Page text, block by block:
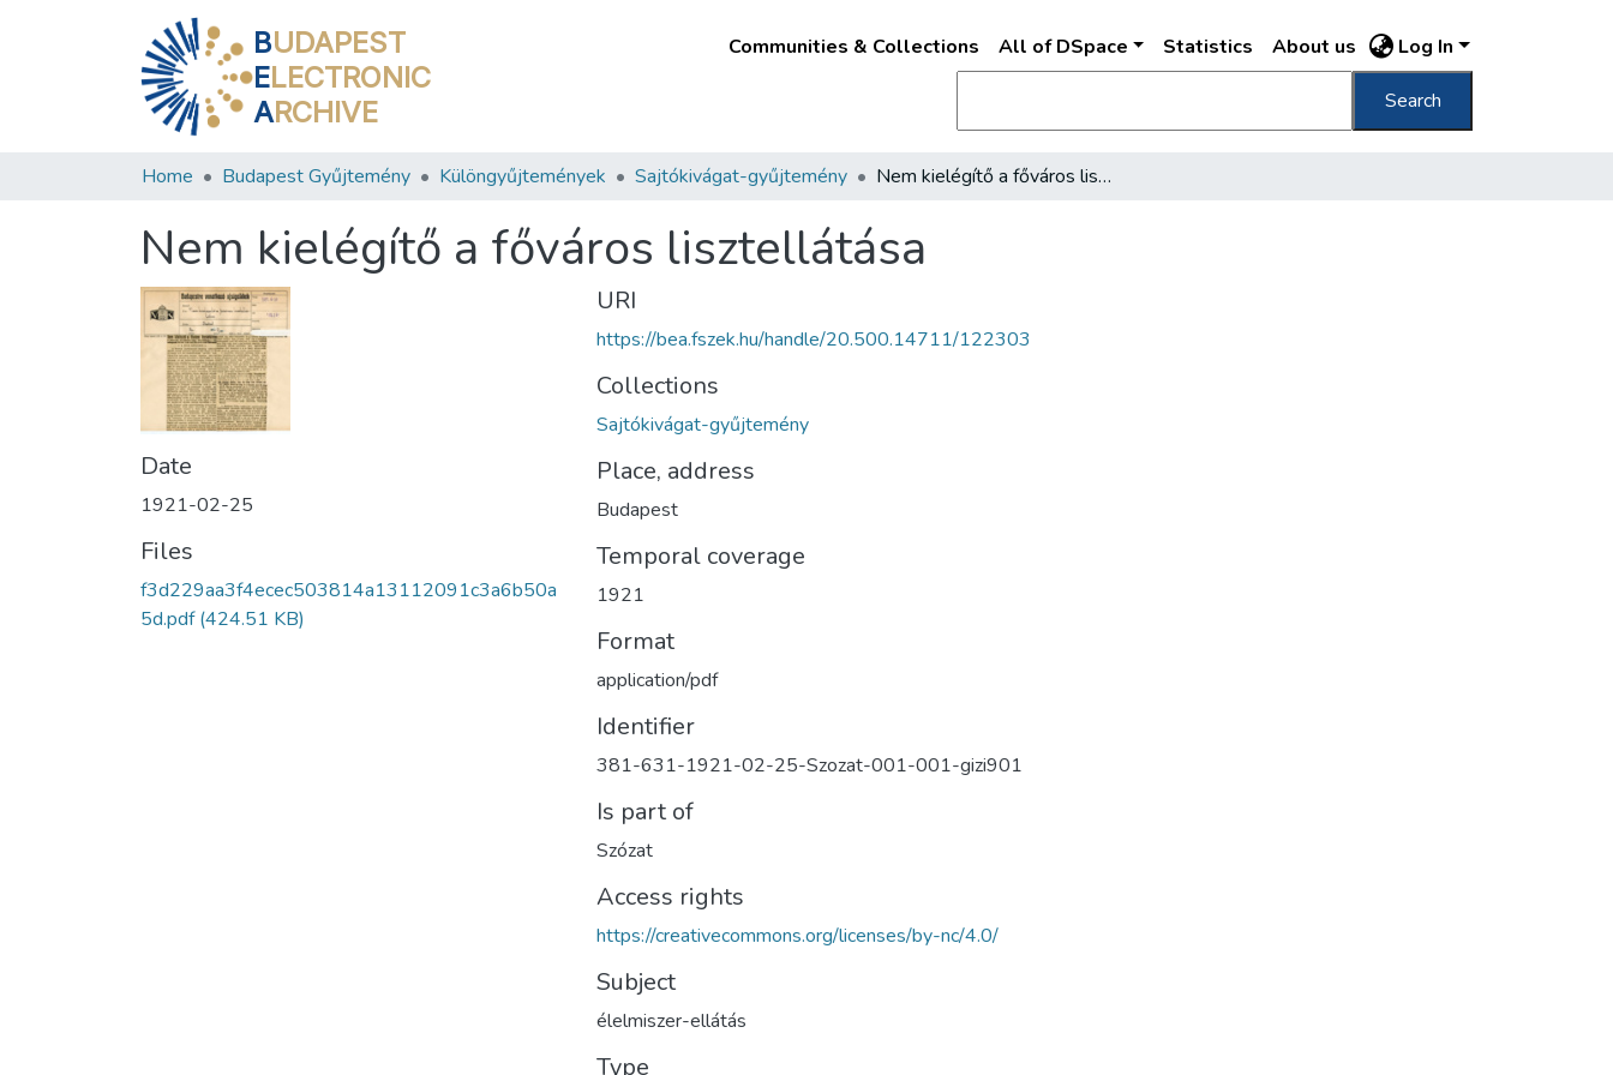
BUDAPEST
ELECTRONIC
ARCHIVE
Communities & Collections All of DSpace Statistics About us Log In
Search
Home Budapest Gyűjtemény Különgyűjtemények Sajtókivágat-gyűjtemény Nem kielégítő a főváros lisztellátása
Nem kielégítő a főváros lisztellátása
Date
1921-02-25
Files
f3d229aa3f4ecec503814a13112091c3a6b50a
5d.pdf(424.51 KB)
URI
https://bea.fszek.hu/handle/20.500.14711/122303
Collections
Sajtókivágat-gyűjtemény
Place, address
Budapest
Temporal coverage
1921
Format
application/pdf
Identifier
381-631-1921-02-25-Szozat-001-001-gizi901
Is part of
Szózat
Access rights
https://creativecommons.org/licenses/by-nc/4.0/
Subject
élelmiszer-ellátás
Type